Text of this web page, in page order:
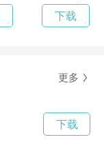
下载
更多
下载